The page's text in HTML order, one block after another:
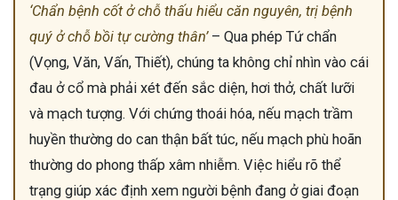
‘Chẩn bệnh cốt ở chỗ thấu hiểu căn nguyên, trị bệnh
quý ở chỗ bồi tự cường thân’– Qua phép Tứ chẩn
(Vọng, Văn, Vấn, Thiết), chúng ta không chỉ nhìn vào cái
đau ở cổ mà phải xét đến sắc diện, hơi thở, chất lưỡi
và mạch tượng. Với chứng thoái hóa, nếu mạch trầm
huyền thường do can thận bất túc, nếu mạch phù hoãn
thường do phong thấp xâm nhiễm. Việc hiểu rõ thể
trạng giúp xác định xem người bệnh đang ở giai đoạn